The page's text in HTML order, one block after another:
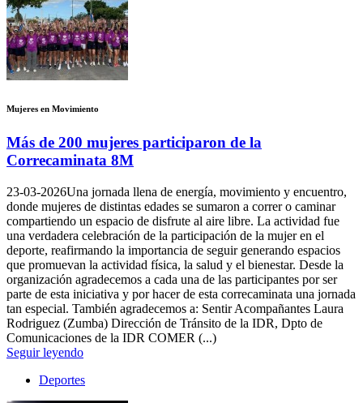
Mujeres en Movimiento
Más de 200 mujeres participaron de la
Correcaminata 8M
23-03-2026Una jornada llena de energía, movimiento y encuentro,
donde mujeres de distintas edades se sumaron a correr o caminar
compartiendo un espacio de disfrute al aire libre. La actividad fue
una verdadera celebración de la participación de la mujer en el
deporte, reafirmando la importancia de seguir generando espacios
que promuevan la actividad física, la salud y el bienestar. Desde la
organización agradecemos a cada una de las participantes por ser
parte de esta iniciativa y por hacer de esta correcaminata una jornada
tan especial. También agradecemos a: Sentir Acompañantes Laura
Rodriguez (Zumba) Dirección de Tránsito de la IDR, Dpto de
Comunicaciones de la IDR COMER (...)
Seguir leyendo
Deportes